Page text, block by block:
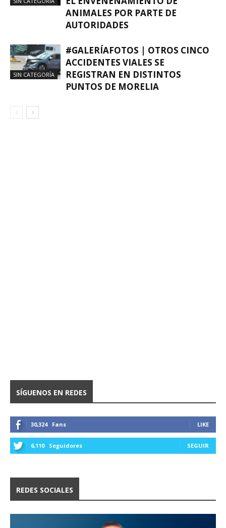
ANIMALES POR PARTE DE
AUTORIDADES
SIN CATEGORÍA
#GALERÍAFOTOS | OTROS CINCO
ACCIDENTES VIALES SE
REGISTRAN EN DISTINTOS
PUNTOS DE MORELIA
SÍGUENOS EN REDES
30,324 Fans LIKE
6,110 Seguidores SEGUIR
REDES SOCIALES